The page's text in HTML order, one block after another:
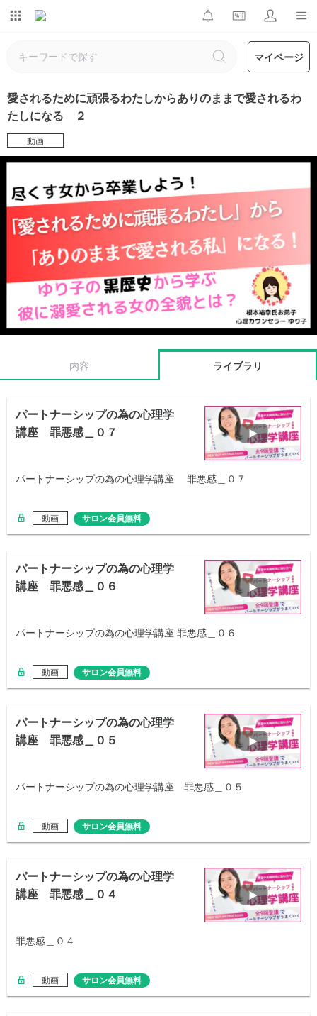
マイページ
愛されるために頑張るわたしからありのままで愛されるわ
たしになる ２
動画
内容 ライブラリ
パートナーシップの為の心理学
講座 罪悪感＿０７
パートナーシップの為の心理学講座 罪悪感＿０７
動画 サロン会員無料
パートナーシップの為の心理学
講座 罪悪感＿０６
パートナーシップの為の心理学講座 罪悪感＿０６
動画 サロン会員無料
パートナーシップの為の心理学
講座 罪悪感＿０５
パートナーシップの為の心理学講座 罪悪感＿０５
動画 サロン会員無料
パートナーシップの為の心理学
講座 罪悪感＿０４
罪悪感＿０４
動画 サロン会員無料